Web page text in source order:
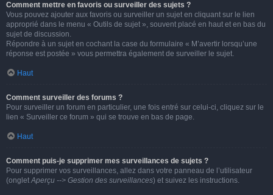
Comment mettre en favoris ou surveiller des sujets ?
Vous pouvez ajouter aux favoris ou surveiller un sujet en cliquant sur le lien
approprié dans le menu « Outils de sujet », souvent placé en haut et en bas du
sujet de discussion.
Répondre à un sujet en cochant la case du formulaire « M’avertir lorsqu’une
réponse est postée » vous permettra également de surveiller le sujet.
Haut
Comment surveiller des forums ?
Pour surveiller un forum en particulier, une fois entré sur celui-ci, cliquez sur le
lien « Surveiller ce forum » qui se trouve en bas de page.
Haut
Comment puis-je supprimer mes surveillances de sujets ?
Pour supprimer vos surveillances, allez dans votre panneau de l’utilisateur
(ongletAperçu --> Gestion des surveillances) et suivez les instructions.